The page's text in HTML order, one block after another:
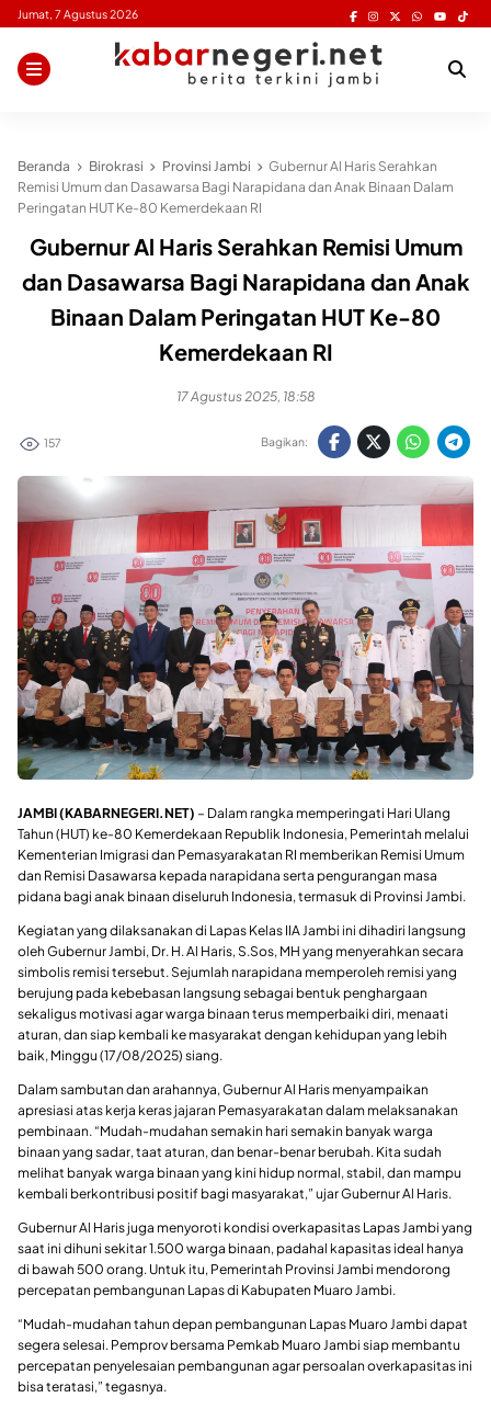
Skip
content
Jumat, 7 Agustus 2026
Beranda Birokrasi Provinsi Jambi
Gubernur Al Haris Serahkan
Remisi Umum dan Dasawarsa Bagi Narapidana dan Anak Binaan Dalam
Peringatan HUT Ke-80 Kemerdekaan RI
Gubernur Al Haris Serahkan Remisi Umum
dan Dasawarsa Bagi Narapidana dan Anak
Binaan Dalam Peringatan HUT Ke-80
Kemerdekaan RI
17 Agustus 2025, 18:58
157 Bagikan:
JAMBI (KABARNEGERI.NET) – Dalam rangka memperingati Hari Ulang
Tahun (HUT) ke-80 Kemerdekaan Republik Indonesia, Pemerintah melalui
Kementerian Imigrasi dan Pemasyarakatan RI memberikan Remisi Umum
dan Remisi Dasawarsa kepada narapidana serta pengurangan masa
pidana bagi anak binaan diseluruh Indonesia, termasuk di Provinsi Jambi.
Kegiatan yang dilaksanakan di Lapas Kelas IIA Jambi ini dihadiri langsung
oleh Gubernur Jambi, Dr. H. Al Haris, S.Sos, MH yang menyerahkan secara
simbolis remisi tersebut. Sejumlah narapidana memperoleh remisi yang
berujung pada kebebasan langsung sebagai bentuk penghargaan
sekaligus motivasi agar warga binaan terus memperbaiki diri, menaati
aturan, dan siap kembali ke masyarakat dengan kehidupan yang lebih
baik, Minggu (17/08/2025) siang.
Dalam sambutan dan arahannya, Gubernur Al Haris menyampaikan
apresiasi atas kerja keras jajaran Pemasyarakatan dalam melaksanakan
pembinaan. “Mudah-mudahan semakin hari semakin banyak warga
binaan yang sadar, taat aturan, dan benar-benar berubah. Kita sudah
melihat banyak warga binaan yang kini hidup normal, stabil, dan mampu
kembali berkontribusi positif bagi masyarakat,” ujar Gubernur Al Haris.
Gubernur Al Haris juga menyoroti kondisi overkapasitas Lapas Jambi yang
saat ini dihuni sekitar 1.500 warga binaan, padahal kapasitas ideal hanya
di bawah 500 orang. Untuk itu, Pemerintah Provinsi Jambi mendorong
percepatan pembangunan Lapas di Kabupaten Muaro Jambi.
“Mudah-mudahan tahun depan pembangunan Lapas Muaro Jambi dapat
segera selesai. Pemprov bersama Pemkab Muaro Jambi siap membantu
percepatan penyelesaian pembangunan agar persoalan overkapasitas ini
bisa teratasi,” tegasnya.